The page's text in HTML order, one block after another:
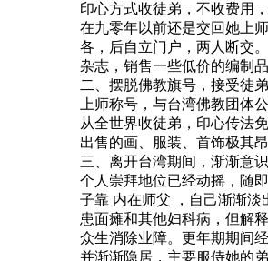
印心方式收徒弟，不收费用
在九零年以前还是交回她上
各，后自立门户，两人断交
杂志，销售一些低价的编制品
二、摆脱佛教旗号，接受徒
上师称号，与台湾佛教团体
从全世界收徒弟，印心传法
出售的画、服装、首饰极其昂
三、离开台湾期间，渐渐意
个人崇拜地位已经动摇，随
子靠 内在师父 ，自己渐渐淡
患面瘫和其他妇科病，但解
众生消除业障。更年期期间经
并渐渐隐居，主要服侍她的